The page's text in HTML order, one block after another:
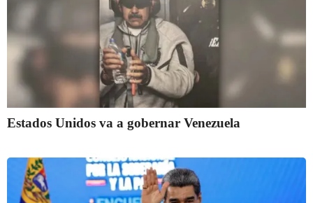
Estados Unidos va a gobernar Venezuela